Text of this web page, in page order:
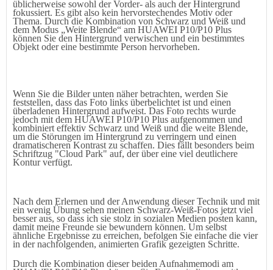
üblicherweise sowohl der Vorder- als auch der Hintergrund
fokussiert. Es gibt also kein hervorstechendes Motiv oder
Thema. Durch die Kombination von Schwarz und Weiß und
dem Modus „Weite Blende“ am HUAWEI P10/P10 Plus
können Sie den Hintergrund verwischen und ein bestimmtes
Objekt oder eine bestimmte Person hervorheben.
Wenn Sie die Bilder unten näher betrachten, werden Sie
feststellen, dass das Foto links überbelichtet ist und einen
überladenen Hintergrund aufweist. Das Foto rechts wurde
jedoch mit dem HUAWEI P10/P10 Plus aufgenommen und
kombiniert effektiv Schwarz und Weiß und die weite Blende,
um die Störungen im Hintergrund zu verringern und einen
dramatischeren Kontrast zu schaffen. Dies fällt besonders beim
Schriftzug "Cloud Park" auf, der über eine viel deutlichere
Kontur verfügt.
Nach dem Erlernen und der Anwendung dieser Technik und mit
ein wenig Übung sehen meinen Schwarz-Weiß-Fotos jetzt viel
besser aus, so dass ich sie stolz in sozialen Medien posten kann,
damit meine Freunde sie bewundern können. Um selbst
ähnliche Ergebnisse zu erreichen, befolgen Sie einfache die vier
in der nachfolgenden, animierten Grafik gezeigten Schritte.
Durch die Kombination dieser beiden Aufnahmemodi am